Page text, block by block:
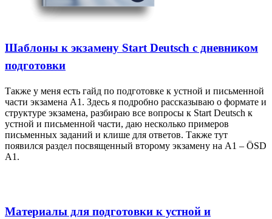
Шаблоны к экзамену Start Deutsch с дневником
подготовки
Также у меня есть гайд по подготовке к устной и письменной
части экзамена A1. Здесь я подробно рассказываю о формате и
структуре экзамена, разбираю все вопросы к Start Deutsch к
устной и письменной части, даю несколько примеров
письменных заданий и клише для ответов. Также тут
появился раздел посвященный второму экзамену на A1 – ÖSD
A1.
Материалы для подготовки к устной и